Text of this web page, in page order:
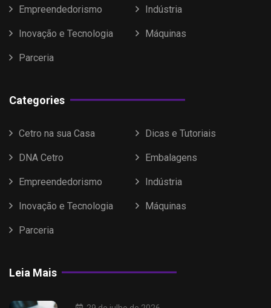
Empreendedorismo Indústria
Inovação e Tecnologia Máquinas
Parceria
Categories
Cetro na sua Casa Dicas e Tutoriais
DNA Cetro Embalagens
Empreendedorismo Indústria
Inovação e Tecnologia Máquinas
Parceria
Leia Mais